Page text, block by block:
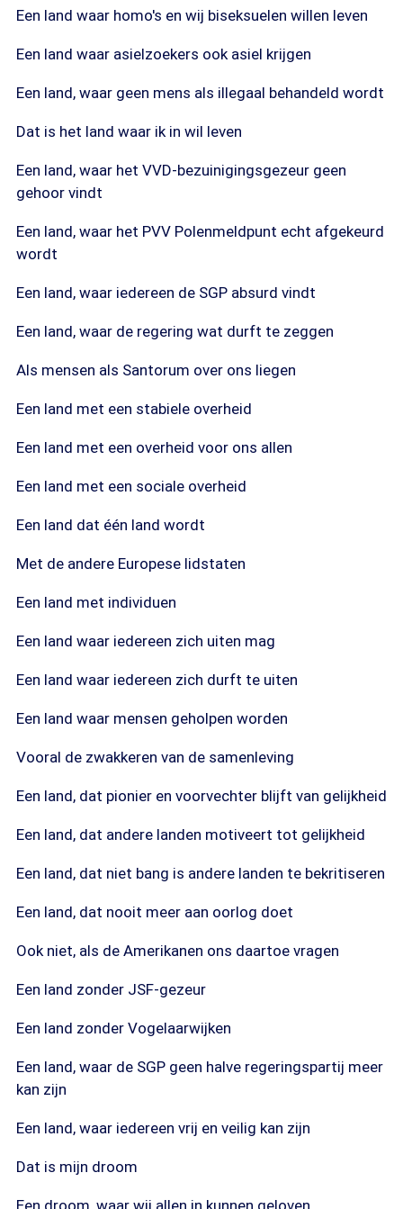
Een land waar homo's en wij biseksuelen willen leven
Een land waar asielzoekers ook asiel krijgen
Een land, waar geen mens als illegaal behandeld wordt
Dat is het land waar ik in wil leven
Een land, waar het VVD-bezuinigingsgezeur geen
gehoor vindt
Een land, waar het PVV Polenmeldpunt echt afgekeurd
wordt
Een land, waar iedereen de SGP absurd vindt
Een land, waar de regering wat durft te zeggen
Als mensen als Santorum over ons liegen
Een land met een stabiele overheid
Een land met een overheid voor ons allen
Een land met een sociale overheid
Een land dat één land wordt
Met de andere Europese lidstaten
Een land met individuen
Een land waar iedereen zich uiten mag
Een land waar iedereen zich durft te uiten
Een land waar mensen geholpen worden
Vooral de zwakkeren van de samenleving
Een land, dat pionier en voorvechter blijft van gelijkheid
Een land, dat andere landen motiveert tot gelijkheid
Een land, dat niet bang is andere landen te bekritiseren
Een land, dat nooit meer aan oorlog doet
Ook niet, als de Amerikanen ons daartoe vragen
Een land zonder JSF-gezeur
Een land zonder Vogelaarwijken
Een land, waar de SGP geen halve regeringspartij meer
kan zijn
Een land, waar iedereen vrij en veilig kan zijn
Dat is mijn droom
Een droom, waar wij allen in kunnen geloven